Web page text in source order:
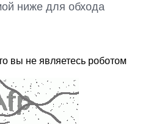
ниже для обхода
вы не являетесь роботом